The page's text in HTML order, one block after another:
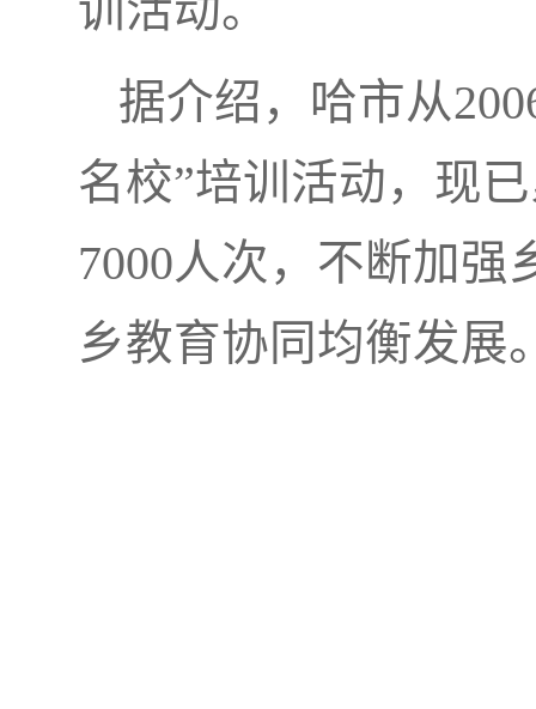
训活动。
据介绍，哈市从
名校”培训活动，现
7000人次，不断加
乡教育协同均衡发展